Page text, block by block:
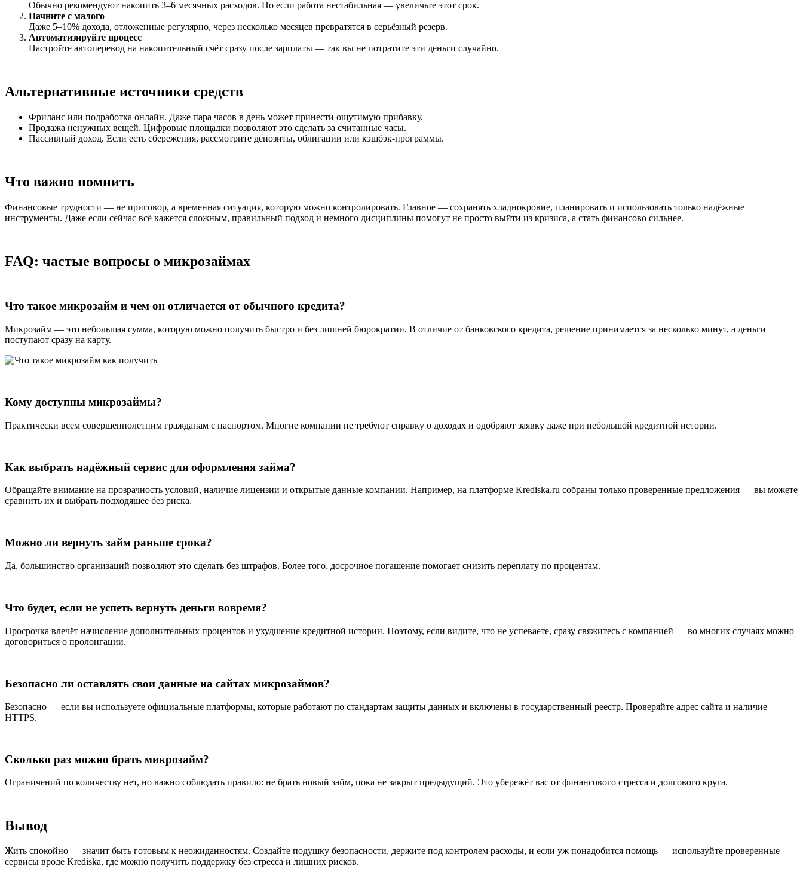
Обычно рекомендуют накопить 3–6 месячных расходов. Но если работа нестабильная — увеличьте этот срок.
Начните с малого
Даже 5–10% дохода, отложенные регулярно, через несколько месяцев превратятся в серьёзный резерв.
Автоматизируйте процесс
Настройте автоперевод на накопительный счёт сразу после зарплаты — так вы не потратите эти деньги случайно.
Альтернативные источники средств
Фриланс или подработка онлайн. Даже пара часов в день может принести ощутимую прибавку.
Продажа ненужных вещей. Цифровые площадки позволяют это сделать за считанные часы.
Пассивный доход. Если есть сбережения, рассмотрите депозиты, облигации или кэшбэк-программы.
Что важно помнить
Финансовые трудности — не приговор, а временная ситуация, которую можно контролировать. Главное — сохранять хладнокровие, планировать и использовать только надёжные
инструменты. Даже если сейчас всё кажется сложным, правильный подход и немного дисциплины помогут не просто выйти из кризиса, а стать финансово сильнее.
FAQ: частые вопросы о микрозаймах
Что такое микрозайм и чем он отличается от обычного кредита?
Микрозайм — это небольшая сумма, которую можно получить быстро и без лишней бюрократии. В отличие от банковского кредита, решение принимается за несколько минут, а деньги
поступают сразу на карту.
Кому доступны микрозаймы?
Практически всем совершеннолетним гражданам с паспортом. Многие компании не требуют справку о доходах и одобряют заявку даже при небольшой кредитной истории.
Как выбрать надёжный сервис для оформления займа?
Обращайте внимание на прозрачность условий, наличие лицензии и открытые данные компании. Например, на платформе Krediska.ru собраны только проверенные предложения — вы можете
сравнить их и выбрать подходящее без риска.
Можно ли вернуть займ раньше срока?
Да, большинство организаций позволяют это сделать без штрафов. Более того, досрочное погашение помогает снизить переплату по процентам.
Что будет, если не успеть вернуть деньги вовремя?
Просрочка влечёт начисление дополнительных процентов и ухудшение кредитной истории. Поэтому, если видите, что не успеваете, сразу свяжитесь с компанией — во многих случаях можно
договориться о пролонгации.
Безопасно ли оставлять свои данные на сайтах микрозаймов?
Безопасно — если вы используете официальные платформы, которые работают по стандартам защиты данных и включены в государственный реестр. Проверяйте адрес сайта и наличие
HTTPS.
Сколько раз можно брать микрозайм?
Ограничений по количеству нет, но важно соблюдать правило: не брать новый займ, пока не закрыт предыдущий. Это убережёт вас от финансового стресса и долгового круга.
Вывод
Жить спокойно — значит быть готовым к неожиданностям. Создайте подушку безопасности, держите под контролем расходы, и если уж понадобится помощь — используйте проверенные
сервисы вроде Krediska, где можно получить поддержку без стресса и лишних рисков.